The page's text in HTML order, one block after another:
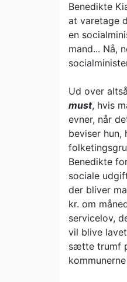
Benedikte
at varetage
en
mand... Nå,
Ud over
must, hvis
evner, når
beviser hun,
Benedikte
sociale
der bliver
kr. om
servicelov,
vil blive
sætte trumf